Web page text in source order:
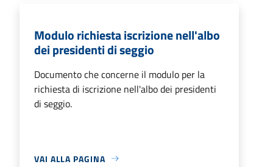
Modulo richiesta iscrizione nell'albo
dei presidenti di seggio
Documento che concerne il modulo per la
richiesta di iscrizione nell'albo dei presidenti
di seggio.
VAI ALLA PAGINA